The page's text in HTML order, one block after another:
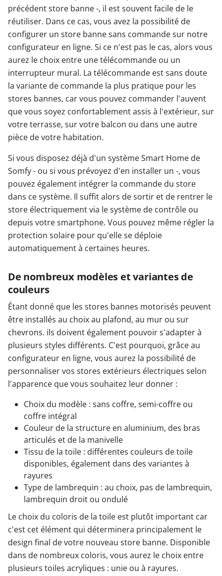
précédent store banne -, il est souvent facile de le
réutiliser. Dans ce cas, vous avez la possibilité de
configurer un store banne sans commande sur notre
configurateur en ligne. Si ce n'est pas le cas, alors vous
aurez le choix entre une télécommande ou un
interrupteur mural. La télécommande est sans doute
la variante de commande la plus pratique pour les
stores bannes, car vous pouvez commander l'auvent
que vous soyez confortablement assis à l'extérieur, sur
votre terrasse, sur votre balcon ou dans une autre
pièce de votre habitation.
Si vous disposez déjà d'un système Smart Home de
Somfy - ou si vous prévoyez d'en installer un -, vous
pouvez également intégrer la commande du store
dans ce système. Il suffit alors de sortir et de rentrer le
store électriquement via le système de contrôle ou
depuis votre smartphone. Vous pouvez même régler la
protection solaire pour qu'elle se déploie
automatiquement à certaines heures.
De nombreux modèles et variantes de
couleurs
Étant donné que les stores bannes motorisés peuvent
être installés au choix au plafond, au mur ou sur
chevrons. ils doivent également pouvoir s'adapter à
plusieurs styles différents. C'est pourquoi, grâce au
configurateur en ligne, vous aurez la possibilité de
personnaliser vos stores extérieurs électriques selon
l'apparence que vous souhaitez leur donner :
Choix du modèle : sans coffre, semi-coffre ou
coffre intégral
Couleur de la structure en aluminium, des bras
articulés et de la manivelle
Tissu de la toile : différentes couleurs de toile
disponibles, également dans des variantes à
rayures
Type de lambrequin : au choix, pas de lambrequin,
lambrequin droit ou ondulé
Le choix du coloris de la toile est plutôt important car
c'est cet élément qui déterminera principalement le
design final de votre nouveau store banne. Disponible
dans de nombreux coloris, vous aurez le choix entre
plusieurs toiles acryliques : unie ou à rayures.